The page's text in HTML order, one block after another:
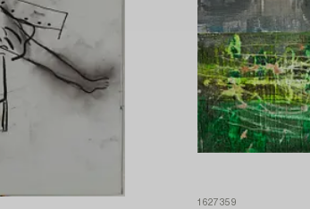
1627359